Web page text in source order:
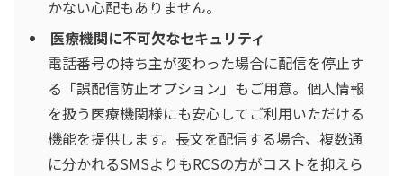
かない心配もありません。
医療機関に不可欠なセキュリティ
電話番号の持ち主が変わった場合に配信を停止す
る「誤配信防止オプション」もご用意。個人情報
を扱う医療機関様にも安心してご利用いただける
機能を提供します。長文を配信する場合、複数通
に分かれるSMSよりもRCSの方がコストを抑えら